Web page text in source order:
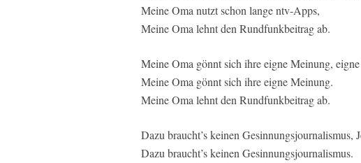
Meine Oma nutzt schon lange ntv-Apps,
Meine Oma lehnt den Rundfunkbeitrag ab.
Meine Oma gönnt sich ihre eigne Meinung,
Meine Oma gönnt sich ihre eigne Meinung.
Meine Oma lehnt den Rundfunkbeitrag ab.
Dazu braucht’s keinen Gesinnungsjournalismus,
Dazu braucht’s keinen Gesinnungsjournalismus.